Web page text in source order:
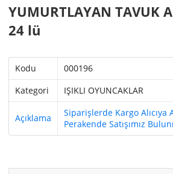
YUMURTLAYAN TAVUK
24 lü
Kodu
000196
Kategori
IŞIKLI OYUNCAKLAR
Açıklama
Siparişlerde Kargo Alıcıya
Perakende Satışımız